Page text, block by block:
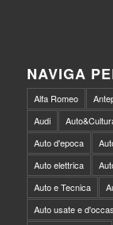
NAVIGA
Alfa Romeo
Audi
Auto d'epoca
Auto elettrica
Auto e Tecnica
Auto usate e